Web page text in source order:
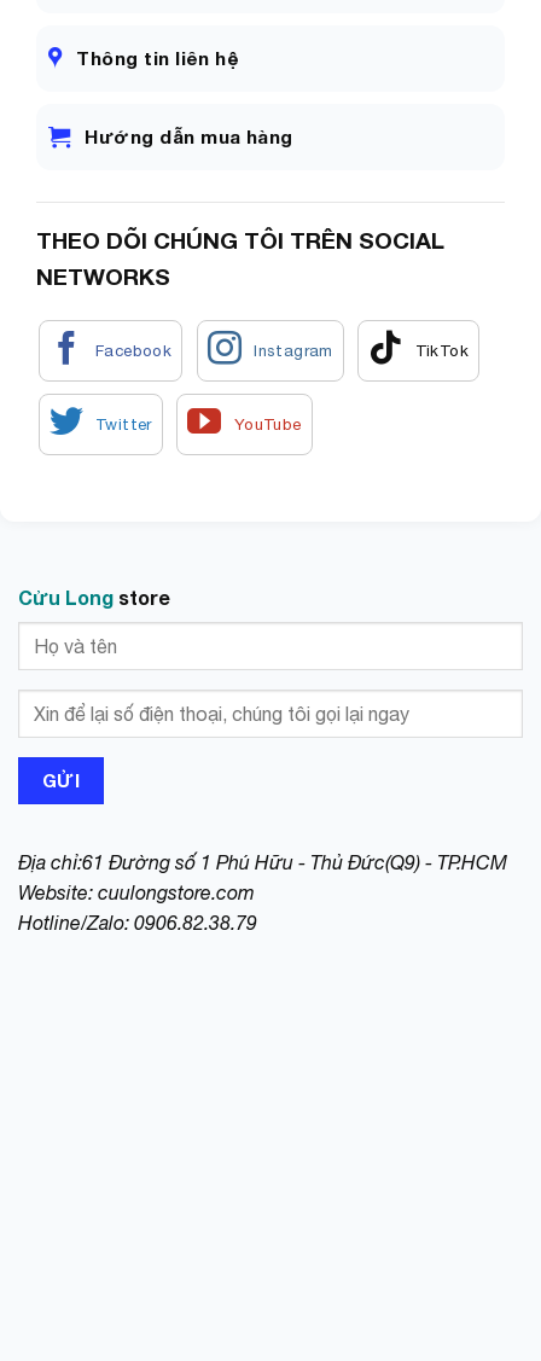
Thông tin liên hệ
Hướng dẫn mua hàng
THEO DÕI CHÚNG TÔI TRÊN SOCIAL
NETWORKS
Cửu Long store
Địa chỉ:61 Đường số 1 Phú Hữu - Thủ Đức(Q9) - TP.HCM
Website: cuulongstore.com
Hotline/Zalo: 0906.82.38.79